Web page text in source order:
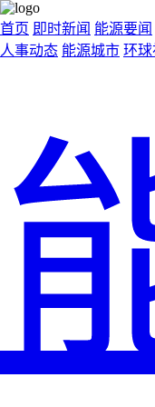
首页 即时新闻 能源要闻
人事动态 能源城市 环